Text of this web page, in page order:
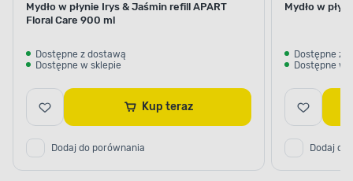
Mydło w płynie Irys & Jaśmin refill APART
Floral Care 900 ml
Dostępne z dostawą
Dostępne w sklepie
Kup teraz
Dodaj do porównania
Mydło w
Dostępne z
Dostępne w
Dodaj do